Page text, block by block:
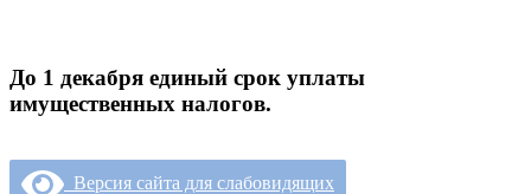
До 1 декабря единый срок уплаты
имущественных налогов.
Версия сайта для слабовидящих